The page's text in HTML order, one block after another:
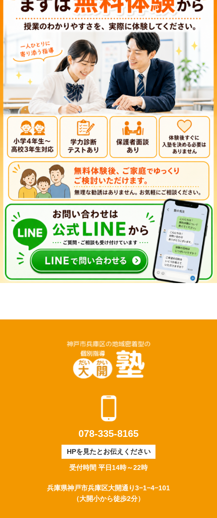
078-335-8165
HPを見たとお伝えください
受付時間 平日14時～22時
兵庫県神戸市兵庫区大開通り3−1−4−101
（大開小から徒歩2分）